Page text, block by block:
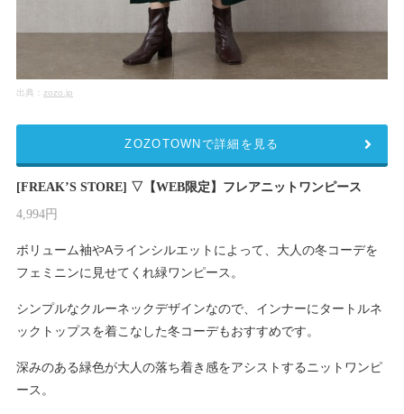
出典： zozo.jp
[FREAK’S STORE] ▽【WEB限定】フレアニットワンピース
4,994円
ボリューム袖やAラインシルエットによって、大人の冬コーデを
フェミニンに見せてくれ緑ワンピース。
シンプルなクルーネックデザインなので、インナーにタートルネ
ックトップスを着こなした冬コーデもおすすめです。
深みのある緑色が大人の落ち着き感をアシストするニットワンピ
ース。
ZOZOTOWNで詳細を見る